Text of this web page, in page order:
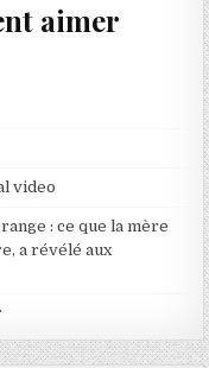
aimer
video
: ce que la mère
a révélé aux